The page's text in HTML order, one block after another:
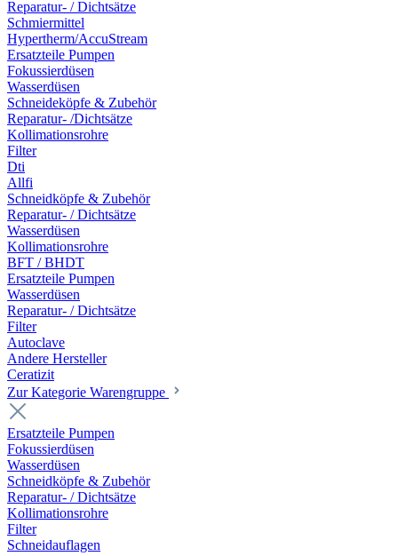
Reparatur- / Dichtsätze
Schmiermittel
Hypertherm/AccuStream
Ersatzteile Pumpen
Fokussierdüsen
Wasserdüsen
Schneideköpfe & Zubehör
Reparatur- /Dichtsätze
Kollimationsrohre
Filter
Dti
Allfi
Schneidköpfe & Zubehör
Reparatur- / Dichtsätze
Wasserdüsen
Kollimationsrohre
BFT / BHDT
Ersatzteile Pumpen
Wasserdüsen
Reparatur- / Dichtsätze
Filter
Autoclave
Andere Hersteller
Ceratizit
Zur Kategorie Warengruppe
Ersatzteile Pumpen
Fokussierdüsen
Wasserdüsen
Schneidköpfe & Zubehör
Reparatur- / Dichtsätze
Kollimationsrohre
Filter
Schneidauflagen